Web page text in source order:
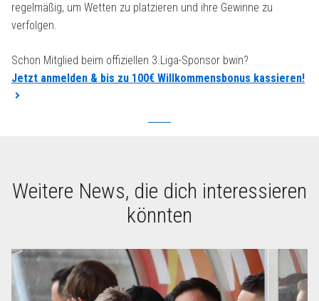
regelmäßig, um Wetten zu platzieren und ihre Gewinne zu
verfolgen.
Schon Mitglied beim offiziellen 3.Liga-Sponsor bwin?
Jetzt anmelden & bis zu 100€ Willkommensbonus kassieren!
Weitere News, die dich interessieren
könnten